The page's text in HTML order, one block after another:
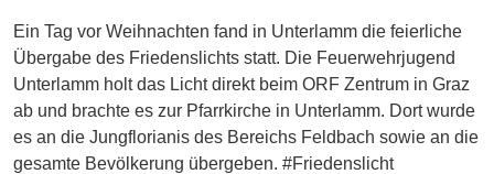
Schnöll
gfrogt
Zonen
Podcast
Ein Tag vor Weihnachten fand in Unterlamm die feierliche
Übergabe des Friedenslichts statt. Die Feuerwehrjugend
Unterlamm holt das Licht direkt beim ORF Zentrum in Graz
ab und brachte es zur Pfarrkirche in Unterlamm. Dort wurde
es an die Jungflorianis des Bereichs Feldbach sowie an die
gesamte Bevölkerung übergeben. #Friedenslicht